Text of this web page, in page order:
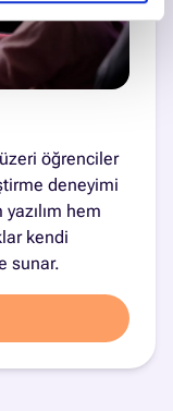
öğrenciler
deneyimi
hem
kendi
sunar.